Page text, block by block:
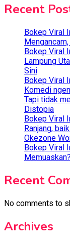
Recent
Bokep Viral
Bokep Viral
Lampung
Sini
Bokep Viral
Komedi
Tapi tidak
Distopia
Bokep Viral
Ranjang,
Okezone
Bokep Viral
Recent
No comments to
Archives